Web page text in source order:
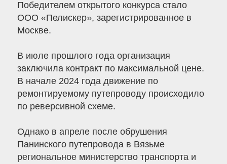
Победителем открытого конкурса стало
ООО «Пелискер», зарегистрированное в
Москве.
В июле прошлого года организация
заключила контракт по максимальной цене.
В начале 2024 года движение по
ремонтируемому путепроводу происходило
по реверсивной схеме.
Однако в апреле после обрушения
Панинского путепровода в Вязьме
региональное министерство транспорта и